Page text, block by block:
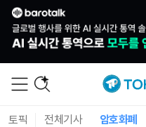
토픽 전체기사 암호화폐
XRP (XRP)
Solana (SOL)
TRON (TRX)
Hyperliquid (HYPE)